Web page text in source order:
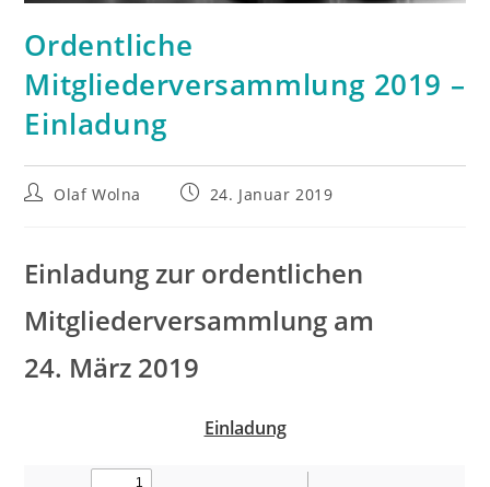
Ordentliche
Mitgliederversammlung 2019 –
Einladung
Beitrags-
Olaf Wolna
Beitrag24. Januar 2019
Einladung zur ordentlichen
Mitgliederversammlung am
24. März 2019
Einladung